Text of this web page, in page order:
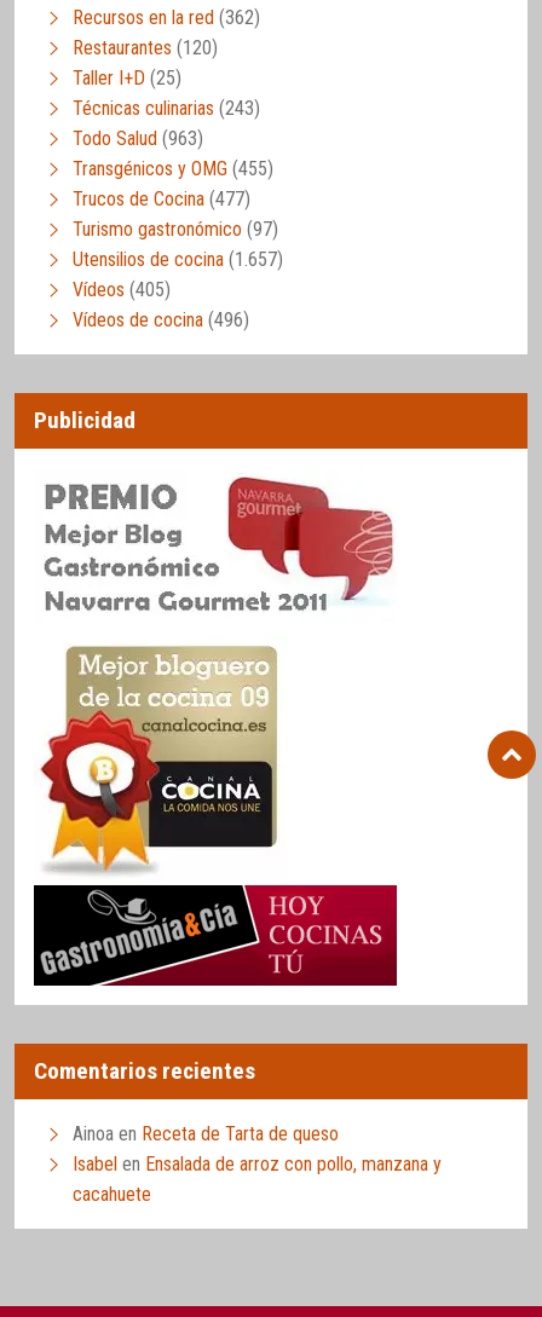
Recursos en la red (362)
Restaurantes (120)
Taller I+D (25)
Técnicas culinarias (243)
Todo Salud (963)
Transgénicos y OMG (455)
Trucos de Cocina (477)
Turismo gastronómico (97)
Utensilios de cocina (1.657)
Vídeos (405)
Vídeos de cocina (496)
Publicidad
Comentarios recientes
Ainoa en Receta de Tarta de queso
Isabel en Ensalada de arroz con pollo, manzana y
cacahuete